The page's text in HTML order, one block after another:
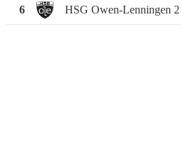
6 HSG Owen-Lenningen 2